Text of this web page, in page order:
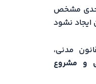
حدی مشخص
ایجاد نشود
طبق ماده ۲۱۵ قانون مدنی،
و مشروع